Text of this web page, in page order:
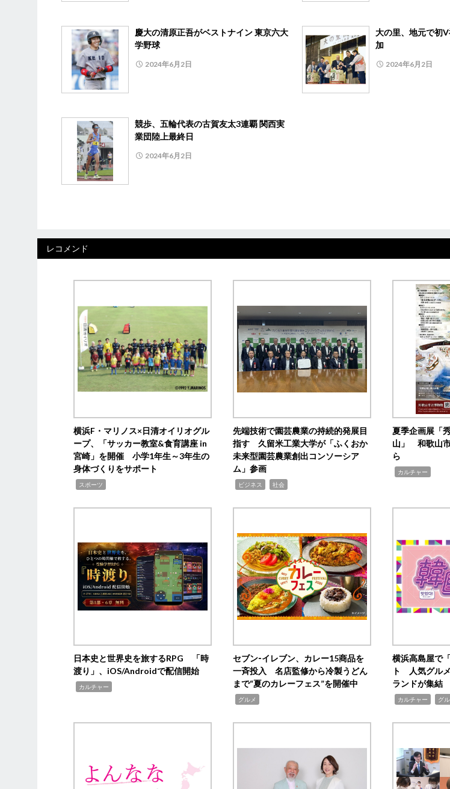
慶大の清原正吾がベストナイン 東京六大
学野球
2024年6月2日
大の里、地元で初
加
2024年6月2日
競歩、五輪代表の古賀友太3連覇 関西実
業団陸上最終日
2024年6月2日
レコメンド
横浜F・マリノス×日清オイリオグル
ープ、「サッカー教室&食育講座 in
宮崎」を開催 小学1年生～3年生の
身体づくりをサポート
スポーツ
先端技術で園芸農業の持続的発展目
指す 久留米工業大学が「ふくおか
未来型園芸農業創出コンソーシア
ム」参画
ビジネス 社会
夏季企画展「
山」 和歌山
ら
カルチャー
日本史と世界史を旅するRPG 「時
渡り」、iOS/Androidで配信開始
カルチャー
セブン‐イレブン、カレー15商品を
一斉投入 名店監修から冷製うどん
まで“夏のカレーフェス”を開催中
グルメ
横浜高島屋で
ト 人気グル
ランドが集結
カルチャー グ